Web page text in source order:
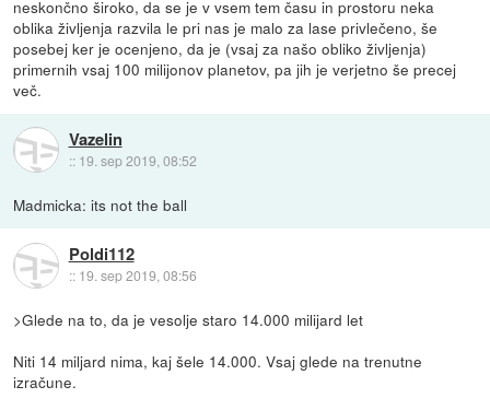
neskončno široko, da se je v vsem tem času in prostoru neka
oblika življenja razvila le pri nas je malo za lase privlečeno, še
posebej ker je ocenjeno, da je (vsaj za našo obliko življenja)
primernih vsaj 100 milijonov planetov, pa jih je verjetno še precej
več.
Vazelin
:: 19. sep 2019, 08:52
Madmicka: its not the ball
Poldi112
:: 19. sep 2019, 08:56
>Glede na to, da je vesolje staro 14.000 milijard let
Niti 14 miljard nima, kaj šele 14.000. Vsaj glede na trenutne
izračune.